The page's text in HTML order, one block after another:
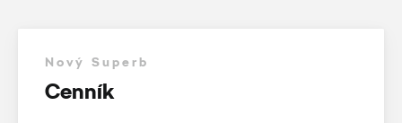
Nový Superb
Cenník